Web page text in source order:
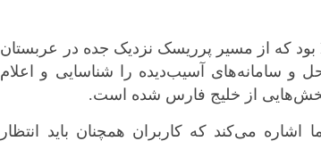
اختلال ناشی از قطع کابل‌های SEA-ME-WE-4 و IMEWE بود که از مسیر پرریسک نزدیک جده در عربستان
و سامانه‌های آسیب‌دیده را شناسایی و اعلام
بخش‌هایی از خلیج فارس شده است.
اشاره می‌کند که کاربران همچنان باید انتظار